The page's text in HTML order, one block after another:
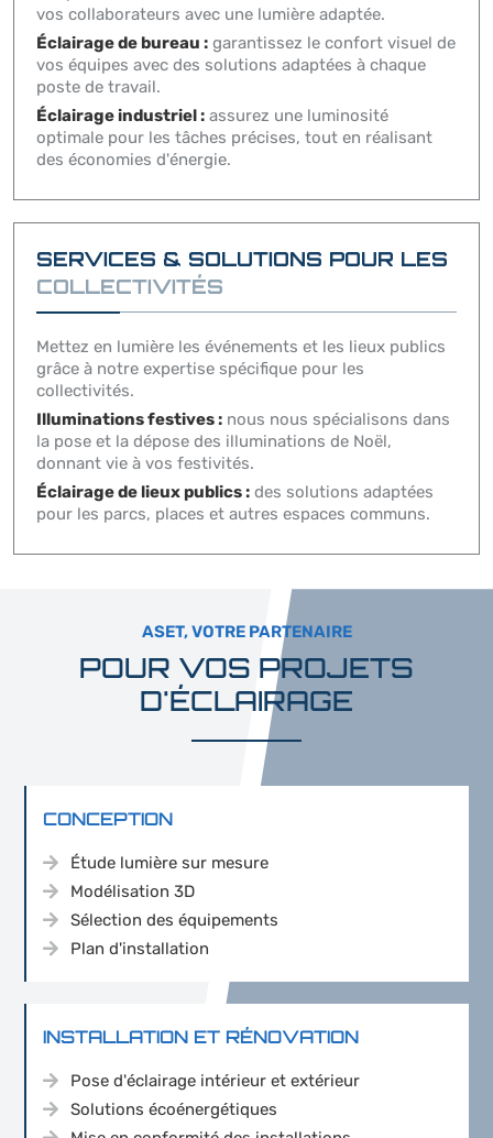
vos collaborateurs avec une lumière adaptée.
Éclairage de bureau : garantissez le confort visuel de
vos équipes avec des solutions adaptées à chaque
poste de travail.
Éclairage industriel : assurez une luminosité
optimale pour les tâches précises, tout en réalisant
des économies d'énergie.
SERVICES & SOLUTIONS POUR LES
COLLECTIVITÉS
Mettez en lumière les événements et les lieux publics
grâce à notre expertise spécifique pour les
collectivités.
Illuminations festives : nous nous spécialisons dans
la pose et la dépose des illuminations de Noël,
donnant vie à vos festivités.
Éclairage de lieux publics : des solutions adaptées
pour les parcs, places et autres espaces communs.
ASET, VOTRE PARTENAIRE
POUR VOS PROJETS
D'ÉCLAIRAGE
CONCEPTION
Étude lumière sur mesure
Modélisation 3D
Sélection des équipements
Plan d'installation
INSTALLATION ET RÉNOVATION
Pose d'éclairage intérieur et extérieur
Solutions écoénergétiques